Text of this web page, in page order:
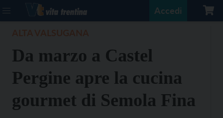
Accedi
Da marzo a Castel
Pergine apre la cucina
gourmet di Semola Fina